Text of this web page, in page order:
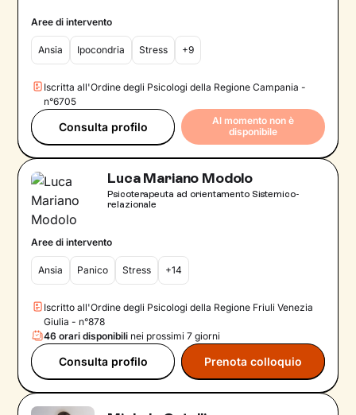
Aree di intervento
Ansia Ipocondria Stress +9
Iscritta all'Ordine degli Psicologi della Regione Campania -
n°6705
Consulta profilo
Al momento non è
disponibile
Luca Mariano Modolo
Psicoterapeuta ad orientamento Sistemico-
relazionale
Aree di intervento
Ansia Panico Stress +14
Iscritto all'Ordine degli Psicologi della Regione Friuli Venezia
Giulia - n°878
46 orari disponibili nei prossimi 7 giorni
Consulta profilo Prenota colloquio